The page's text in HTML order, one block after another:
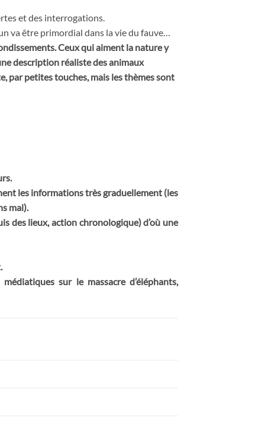
et des interrogations.
va être primordial dans la vie du fauve…
Ceux qui aiment la nature y
description réaliste des animaux
par petites touches, mais les thèmes sont
les informations très graduellement (les
mal).
des lieux, action chronologique) d’où une
sur le massacre d’éléphants,